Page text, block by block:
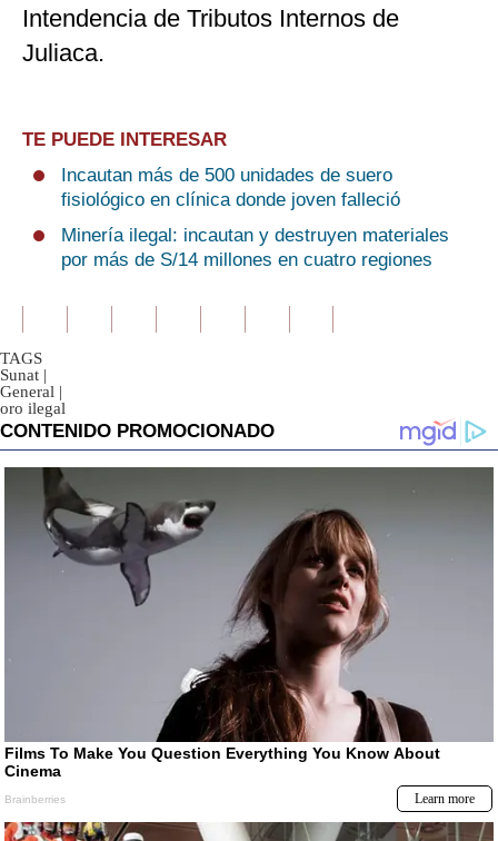
Intendencia de Tributos Internos de
Juliaca.
TE PUEDE INTERESAR
Incautan más de 500 unidades de suero
fisiológico en clínica donde joven falleció
Minería ilegal: incautan y destruyen materiales
por más de S/14 millones en cuatro regiones
TAGS
Sunat |
General |
oro ilegal